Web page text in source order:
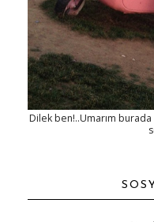
Dilek ben!..Umarım